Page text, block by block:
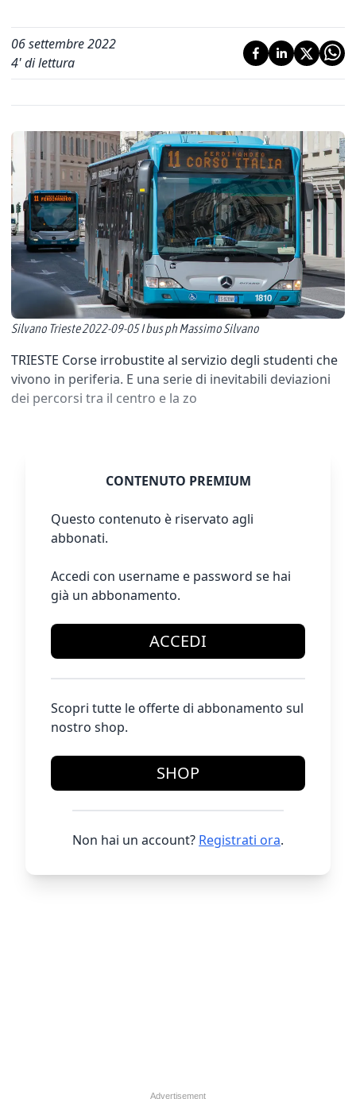
06 settembre 2022
4' di lettura
Silvano Trieste 2022-09-05 I bus ph Massimo Silvano
TRIESTE Corse irrobustite al servizio degli studenti che
vivono in periferia. E una serie di inevitabili deviazioni
dei percorsi tra il centro e la zo
CONTENUTO PREMIUM
Questo contenuto è riservato agli
abbonati.
Accedi con username e password se hai
già un abbonamento.
ACCEDI
Scopri tutte le offerte di abbonamento sul
nostro shop.
SHOP
Non hai un account? Registrati ora.